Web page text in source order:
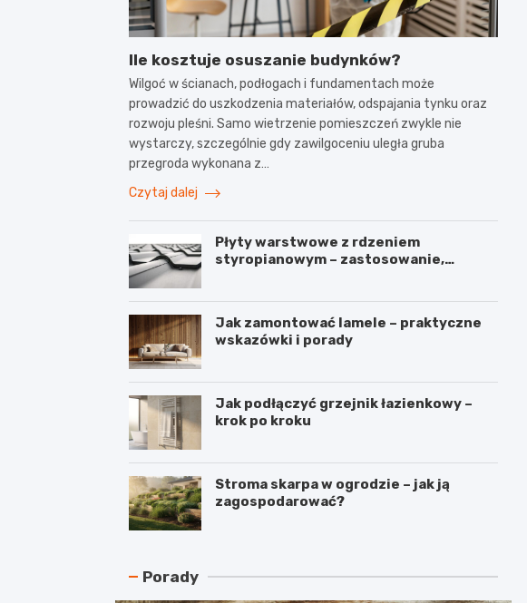
Ile kosztuje osuszanie budynków?
Wilgoć w ścianach, podłogach i fundamentach może
prowadzić do uszkodzenia materiałów, odspajania tynku oraz
rozwoju pleśni. Samo wietrzenie pomieszczeń zwykle nie
wystarczy, szczególnie gdy zawilgoceniu uległa gruba
przegroda wykonana z…
Czytaj dalej
Płyty warstwowe z rdzeniem
styropianowym – zastosowanie,
Jak zamontować lamele – praktyczne
wskazówki i porady
Jak podłączyć grzejnik łazienkowy –
krok po kroku
Stroma skarpa w ogrodzie – jak ją
zagospodarować?
Porady